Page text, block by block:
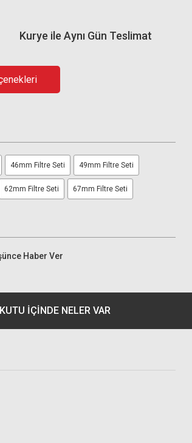
Kurye ile Aynı Gün Teslimat
46mm Filtre Seti 49mm Filtre Seti
62mm Filtre Seti 67mm Filtre Seti
Haber Ver
KUTU İÇİNDE NELER VAR